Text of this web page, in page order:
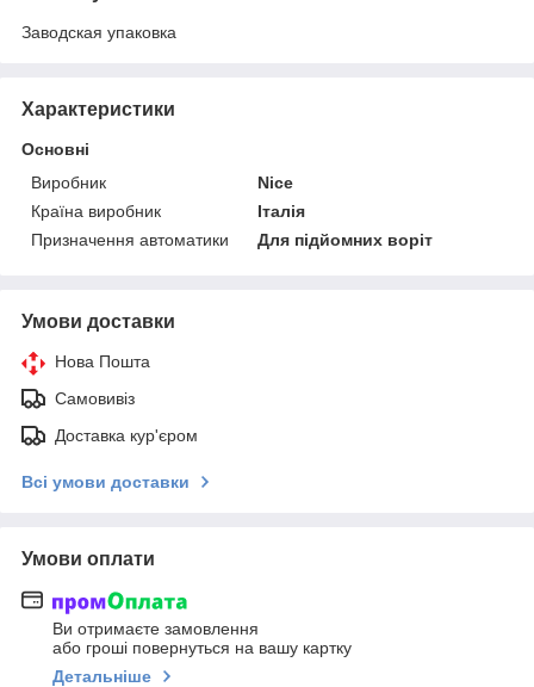
Заводская упаковка
Характеристики
Основні
Виробник
Nice
Країна виробник
Італія
Призначення автоматики
Для підйомних воріт
Умови доставки
Нова Пошта
Самовивіз
Доставка кур'єром
Всі умови доставки
Умови оплати
Ви отримаєте замовлення
або гроші повернуться на вашу картку
Детальніше